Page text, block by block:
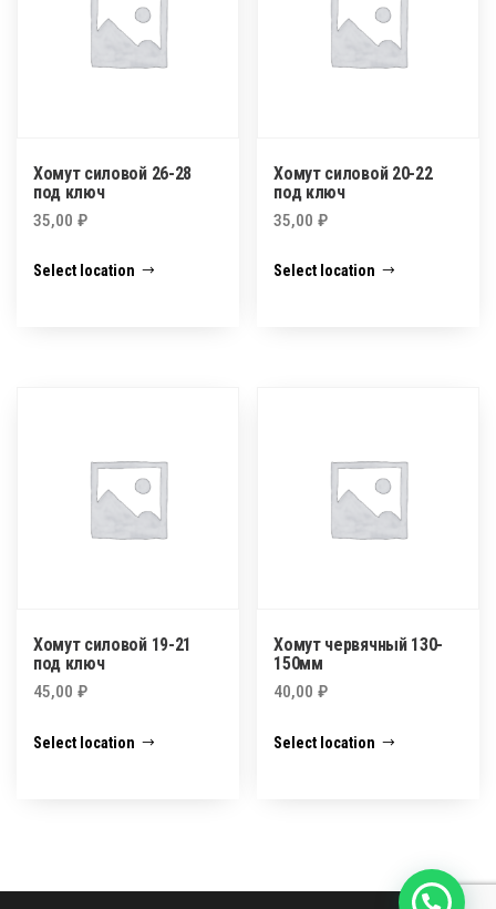
Хомут силовой 26-28
под ключ
35,00 ₽
Select location
Хомут силовой 20-22
под ключ
35,00₽
Select location
Хомут силовой 19-21
под ключ
45,00 ₽
Select location
Хомут червячный 130-
150мм
40,00₽
Select location